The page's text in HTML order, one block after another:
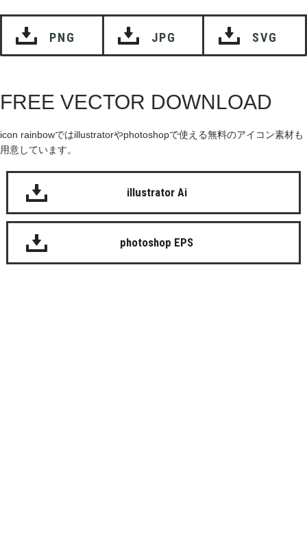
PNG JPG SVG
FREE VECTOR DOWNLOAD
icon rainbowではillustratorやphotoshopで使える無料のアイコン素材も
用意しています。
illustrator Ai
photoshop EPS